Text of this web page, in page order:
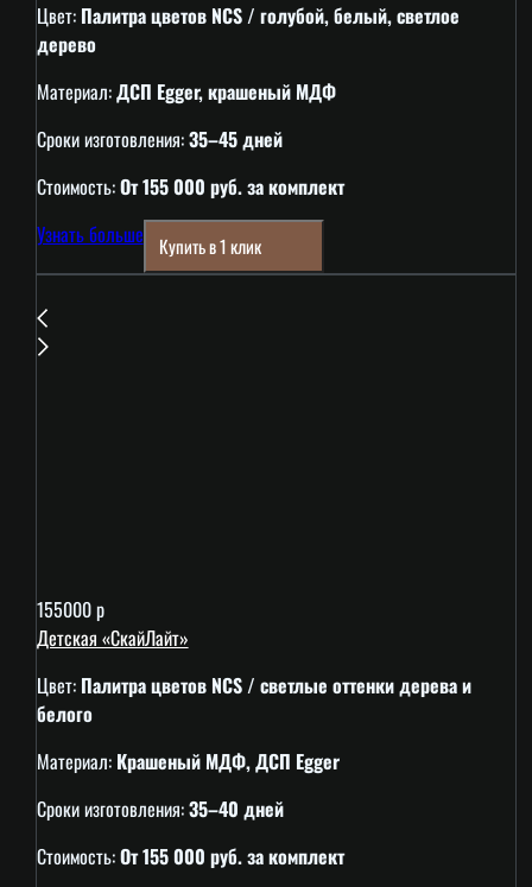
Цвет: Палитра цветов NCS / голубой, белый, светлое
дерево
Материал:ДСП Egger, крашеный МДФ
Сроки изготовления:35–45 дней
Стоимость:От 155 000 руб. за комплект
Узнать больше
Купить в 1 клик
155000 р
Детская «СкайЛайт»
Цвет: Палитра цветов NCS / светлые оттенки дерева и
белого
Материал: Крашеный МДФ, ДСП Egger
Сроки изготовления:35–40 дней
Стоимость:От 155 000 руб. за комплект